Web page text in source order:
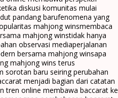
diskusi komunitas mulai
pandang barufenomena yang
mahjong winsmembaca
mahjong winstidak hanya
observasi mediaperjalanan
bersama mahjong winsapa
mahjong wins terus
sorotan baru seiring perubahan
menjadi bagian dari catatan
tren online membawa baccarat ke